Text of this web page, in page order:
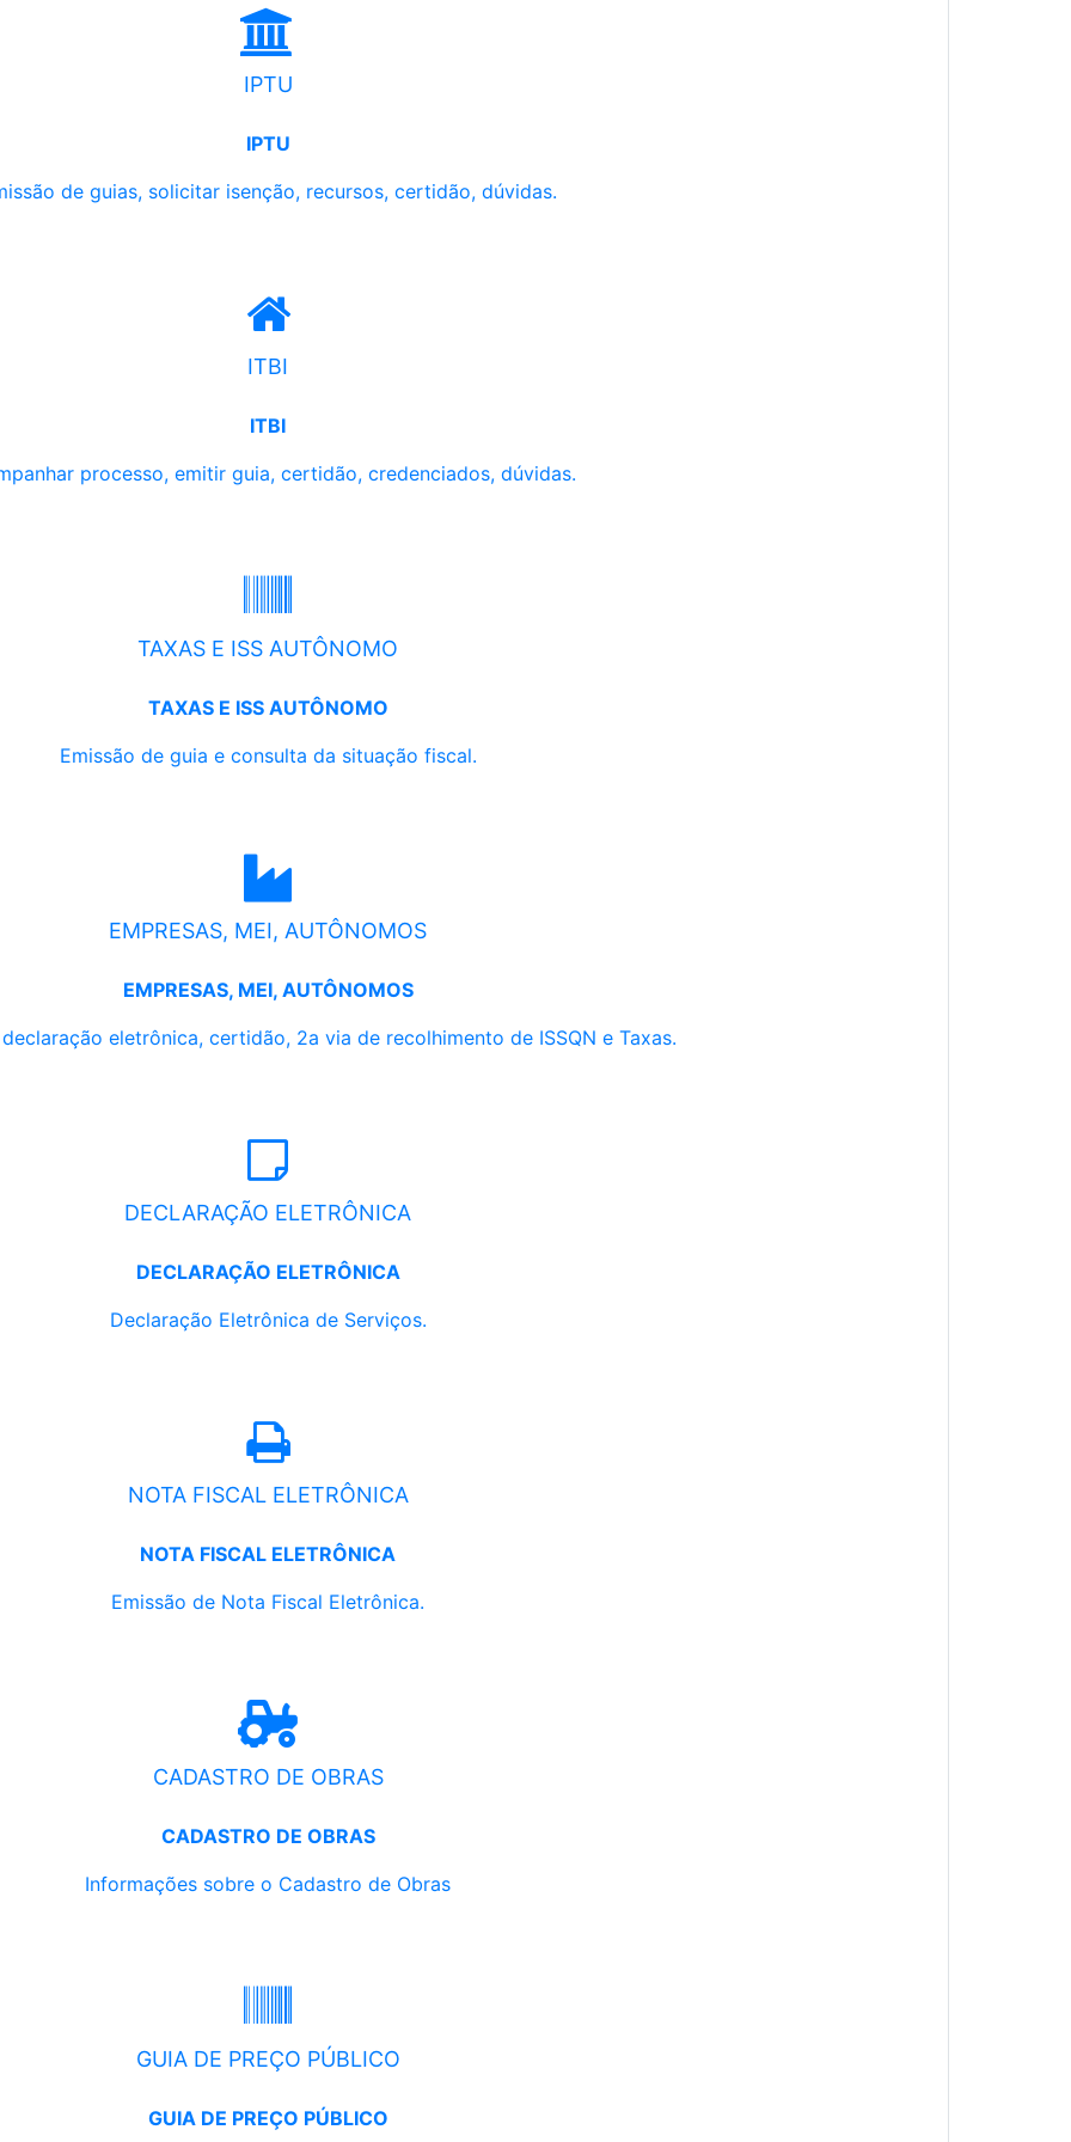
IPTU
IPTU
de guias, solicitar isenção, recursos, certidão, dúvidas.
ITBI
ITBI
processo, emitir guia, certidão, credenciados, dúvidas.
TAXAS E ISS AUTÔNOMO
TAXAS E ISS AUTÔNOMO
Emissão de guia e consulta da situação fiscal.
EMPRESAS, MEI, AUTÔNOMOS
EMPRESAS, MEI, AUTÔNOMOS
eletrônica, certidão, 2a via de recolhimento de ISSQN e Taxas.
DECLARAÇÃO ELETRÔNICA
DECLARAÇÃO ELETRÔNICA
Declaração Eletrônica de Serviços.
NOTA FISCAL ELETRÔNICA
NOTA FISCAL ELETRÔNICA
Emissão de Nota Fiscal Eletrônica.
CADASTRO DE OBRAS
CADASTRO DE OBRAS
Informações sobre o Cadastro de Obras
GUIA DE PREÇO PÚBLICO
GUIA DE PREÇO PÚBLICO